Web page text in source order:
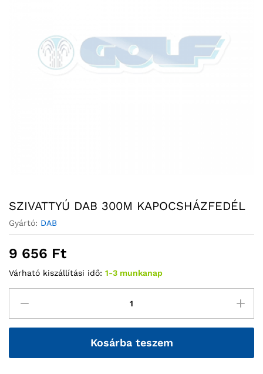
SZIVATTYÚ DAB 300M KAPOCSHÁZFEDÉL
Gyártó: DAB
9 656 Ft
Várható kiszállítási idő: 1-3 munkanap
Kosárba teszem